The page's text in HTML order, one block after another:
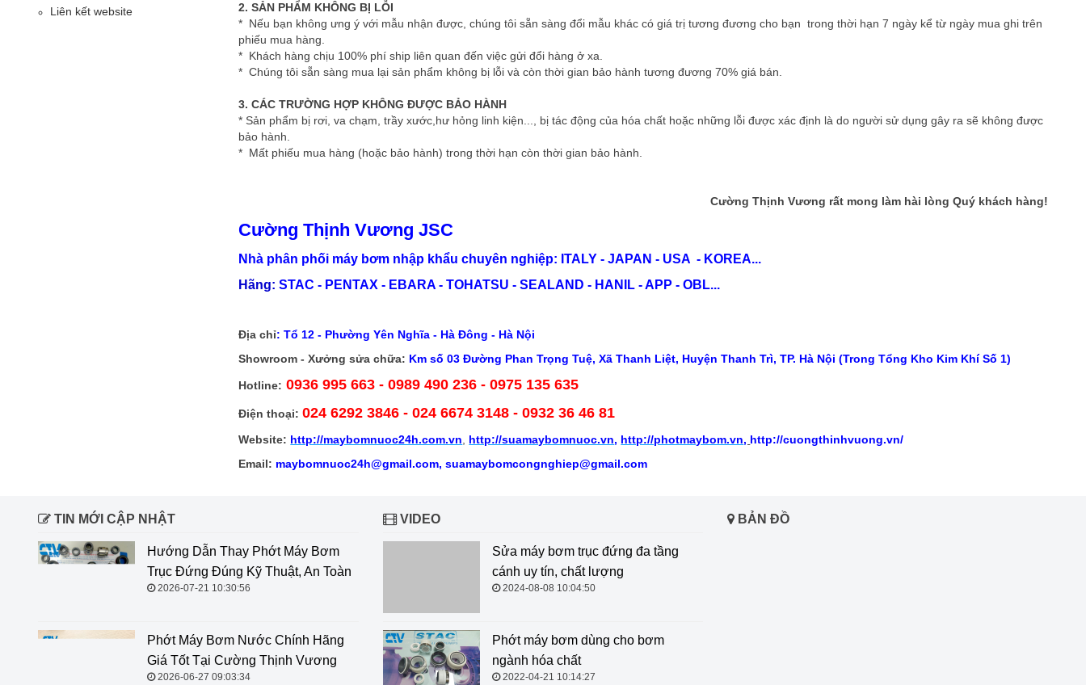
Liên kết website
2. SẢN PHẨM KHÔNG BỊ LỖI
* Nếu bạn không ưng ý với mẫu nhận được, chúng tôi sẵn sàng đổi mẫu khác có giá trị tương đương cho bạn trong thời hạn 7 ngày kể từ ngày mua ghi trên
phiếu mua hàng.
* Khách hàng chịu 100% phí ship liên quan đến việc gửi đổi hàng ở xa.
* Chúng tôi sẵn sàng mua lại sản phẩm không bị lỗi và còn thời gian bảo hành tương đương 70% giá bán.
3. CÁC TRƯỜNG HỢP KHÔNG ĐƯỢC BẢO HÀNH
* Sản phẩm bị rơi, va chạm, trầy xước,hư hỏng linh kiện..., bị tác động của hóa chất hoặc những lỗi được xác định là do người sử dụng gây ra sẽ không được
bảo hành.
* Mất phiếu mua hàng (hoặc bảo hành) trong thời hạn còn thời gian bảo hành.
Cường Thịnh Vương rất mong làm hài lòng Quý khách hàng!
Cường Thịnh Vương JSC
Nhà phân phối máy bơm nhập khẩu chuyên nghiệp: ITALY - JAPAN - USA - KOREA...
Hãng: STAC - PENTAX - EBARA - TOHATSU - SEALAND - HANIL - APP - OBL...
Địa chỉ: Tổ 12 - Phường Yên Nghĩa - Hà Đông - Hà Nội
Showroom - Xưởng sửa chữa: Km số 03 Đường Phan Trọng Tuệ, Xã Thanh Liệt, Huyện Thanh Trì, TP. Hà Nội (Trong Tổng Kho Kim Khí Số 1)
Hotline: 0936 995 663 - 0989 490 236 - 0975 135 635
Điện thoại: 024 6292 3846 - 024 6674 3148 - 0932 36 46 81
Website: http://maybomnuoc24h.com.vn http://suamaybomnuoc.vn, http://photmaybom.vn, http://cuongthinhvuong.vn/
Email: maybomnuoc24h@gmail.com, suamaybomcongnghiep@gmail.com
TIN MỚI CẬP NHẬT
Hướng Dẫn Thay Phớt Máy Bơm
Trục Đứng Đúng Kỹ Thuật, An Toàn
2026-07-21 10:30:56
Phớt Máy Bơm Nước Chính Hãng
Giá Tốt Tại Cường Thịnh Vương
2026-06-27 09:03:34
VIDEO
Sửa máy bơm trục đứng đa tầng cánh uy tín, chất
Phớt máy bơm dùng cho bơm
ngành hóa chất
2022-04-21 10:14:27
BẢN ĐỒ